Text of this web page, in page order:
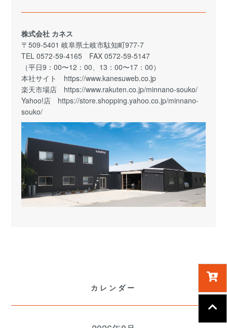
株式会社 カネス
〒509-5401 岐阜県土岐市駄知町977-7
TEL 0572-59-4165 FAX 0572-59-5147
（平日9：00〜12：00、13：00〜17：00）
本社サイト https://www.kanesuweb.co.jp
楽天市場店 https://www.rakuten.co.jp/minnano-souko/
Yahoo!店 https://store.shopping.yahoo.co.jp/minnano-
souko/
カレンダー